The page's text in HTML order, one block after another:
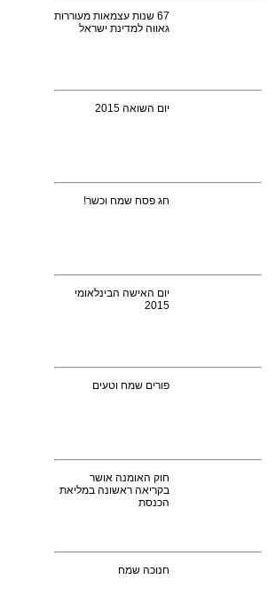
67 שנות עצמאות מעוררות
גאווה למדינת ישראל
יום השואה 2015
חג פסח שמח וכשר!
יום האישה הבינלאומי
2015
פורים שמח וטעים
חוק האומנה אושר
בקריאה ראשונה במליאת
הכנסת
חנוכה שמח